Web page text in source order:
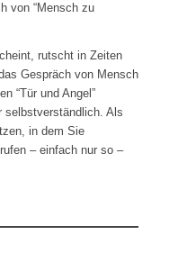
von “Mensch zu
rutscht in Zeiten
Gespräch von Mensch
“Tür und Angel”
Als
in dem Sie
– einfach nur so –